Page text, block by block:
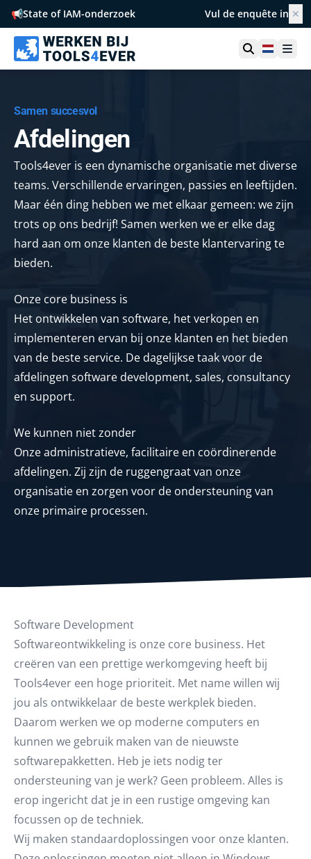
📢State of IAM-onderzoek Vul de enquête in ✕
Samen succesvol
Afdelingen
Tools4ever is een dynamische organisatie met diverse
teams. Verschillende ervaringen, passies en leeftijden.
Maar één ding hebben we met elkaar gemeen: we zijn
trots op ons bedrijf! Samen werken we er elke dag
hard aan om onze klanten de beste klantervaring te
bieden.
Onze core business is
Het ontwikkelen van software, het verkopen en
implementeren ervan bij onze klanten en het bieden
van de beste service. De dagelijkse taak voor de
afdelingen software development, sales, consultancy
en support.
We kunnen niet zonder
Onze administratieve, facilitaire en coördinerende
afdelingen. Zij zijn de ruggengraat van onze
organisatie en zorgen voor de ondersteuning van
onze primaire processen.
Software Development
Softwareontwikkeling is onze core business. Het
creëren van een prettige werkomgeving heeft bij
Tools4ever een hoge prioriteit. Met name willen wij
jou als ontwikkelaar de beste werkplek bieden.
Daarom werken we op moderne computers en
kunnen we gebruik maken van de nieuwste
softwarepakketten. Heb je iets nodig ter
ondersteuning van je werk? Geen probleem. Alles is
erop ingericht dat je in een rustige omgeving kan
focussen op de techniek.
Wij maken standaardoplossingen voor onze klanten.